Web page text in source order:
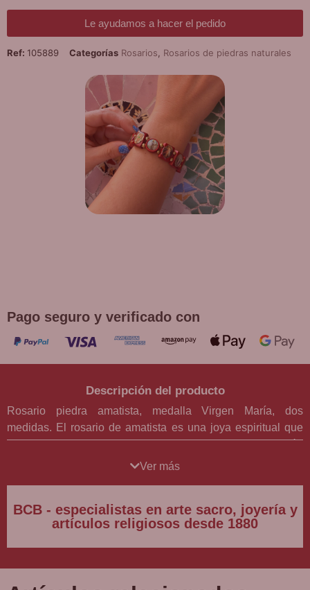
Le ayudamos a hacer el pedido
Ref: 105889 Categorías Rosarios Rosarios de piedras naturales
Pago seguro y verificado con
Descripción del producto
Rosario piedra amatista, medalla Virgen María, dos
medidas. El rosario de amatista es una joya espiritual que
combina la belleza de las piedras naturales con la devoción
circunferencia igualmente larga de 70 cm y las cuentas
miden 6mm y el crucifijo mide 4 cm x 2,5 cm. El rosario con
la medida grande tiene cuentas de amatista de 8 mm de
Ver más
BCB - especialistas en arte sacro, joyería y
artículos religiosos desde 1880